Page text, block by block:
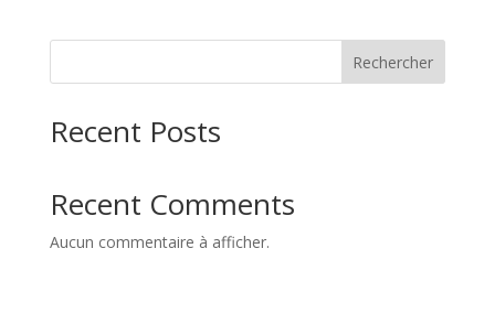
Rechercher
Recent Posts
Recent Comments
Aucun commentaire à afficher.